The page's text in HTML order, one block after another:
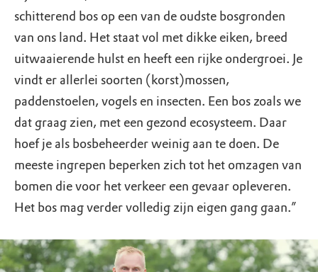
schitterend bos op een van de oudste bosgronden
van ons land. Het staat vol met dikke eiken, breed
uitwaaierende hulst en heeft een rijke ondergroei. Je
vindt er allerlei soorten (korst)mossen,
paddenstoelen, vogels en insecten. Een bos zoals we
dat graag zien, met een gezond ecosysteem. Daar
hoef je als bosbeheerder weinig aan te doen. De
meeste ingrepen beperken zich tot het omzagen van
bomen die voor het verkeer een gevaar opleveren.
Het bos mag verder volledig zijn eigen gang gaan.”